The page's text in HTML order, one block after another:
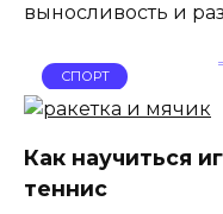
выносливость и
СПОРТ
Как научиться
теннис